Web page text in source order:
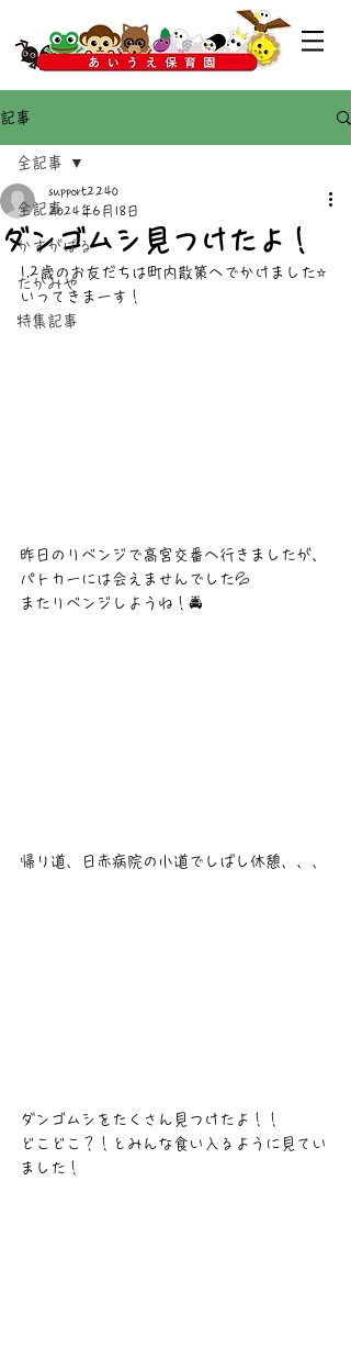
記事
全記事
かすがばる
たかみや
特集記事
全記事
ダンゴムシ見つけたよ！
support2240
2024年6月18日
1.2歳のお友だちは町内散策へでかけました⭐️
いってきまーす！
昨日のリベンジで高宮交番へ行きましたが、
パトカーには会えませんでした💦
またリベンジしようね！🚔
帰り道、日赤病院の小道でしばし休憩、、、
ダンゴムシをたくさん見つけたよ！！
どこどこ？！とみんな食い入るように見てい
ました！